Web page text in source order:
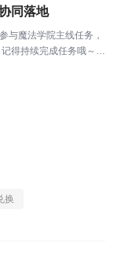
同落地
与魔法学院主线任务，
得持续完成任务哦～💡
事！行政用WPS 365
换